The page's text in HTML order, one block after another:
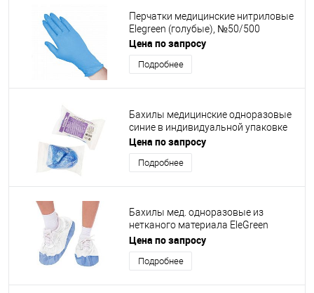
Перчатки медицинские нитриловые
Elegreen (голубые), №50/500
Цена по запросу
Подробнее
Бахилы медицинские одноразовые
синие в индивидуальной упаковке
Цена по запросу
Подробнее
Бахилы мед. одноразовые из
нетканого материала EleGreen
ламинированные сине-белые
Цена по запросу
Подробнее